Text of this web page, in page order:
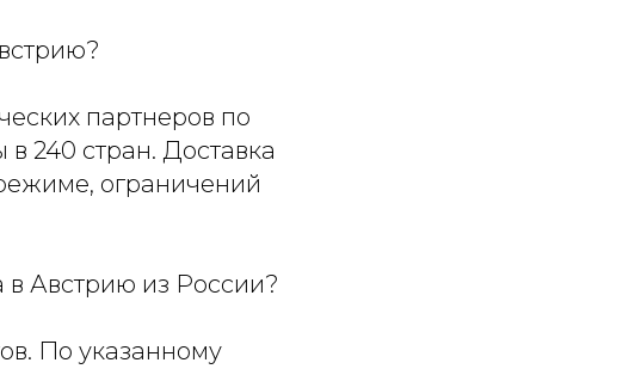
партнеров по
240 стран. Доставка
ограничений
в Австрию из России?
По указанному